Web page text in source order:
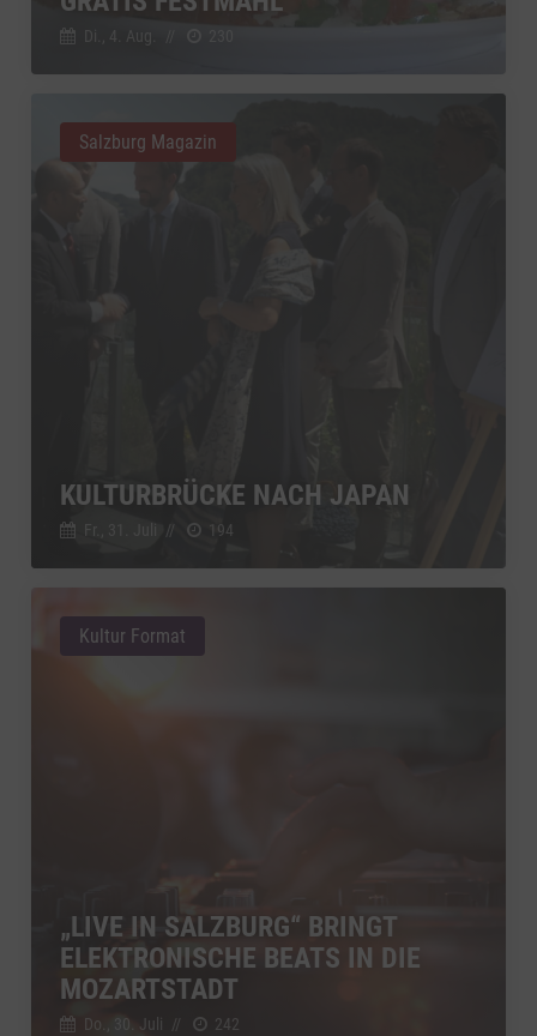
Di., 4. Aug.
KULTURBRÜCKE NACH JAPAN
Fr., 31. Juli // 194
Salzburg Magazin
„LIVE IN SALZBURG“ BRINGT
ELEKTRONISCHE BEATS IN DIE
MOZARTSTADT
Do., 30. Juli // 242
Kultur Format